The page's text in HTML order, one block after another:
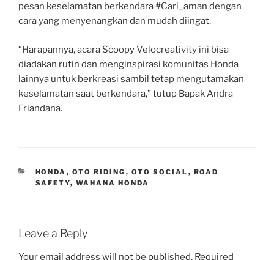
pesan keselamatan berkendara #Cari_aman dengan
cara yang menyenangkan dan mudah diingat.
“Harapannya, acara Scoopy Velocreativity ini bisa
diadakan rutin dan menginspirasi komunitas Honda
lainnya untuk berkreasi sambil tetap mengutamakan
keselamatan saat berkendara,” tutup Bapak Andra
Friandana.
CATEGORIES
HONDA , OTO RIDING , OTO SOCIAL , ROAD
SAFETY, WAHANA HONDA
Leave a Reply
Your email address will not be published. Required